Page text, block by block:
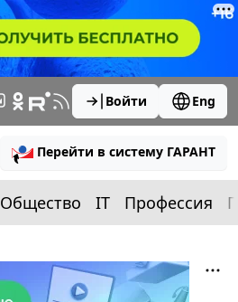
Войти Eng
Перейти в систему ГАРАНТ
Общество IT Профессия